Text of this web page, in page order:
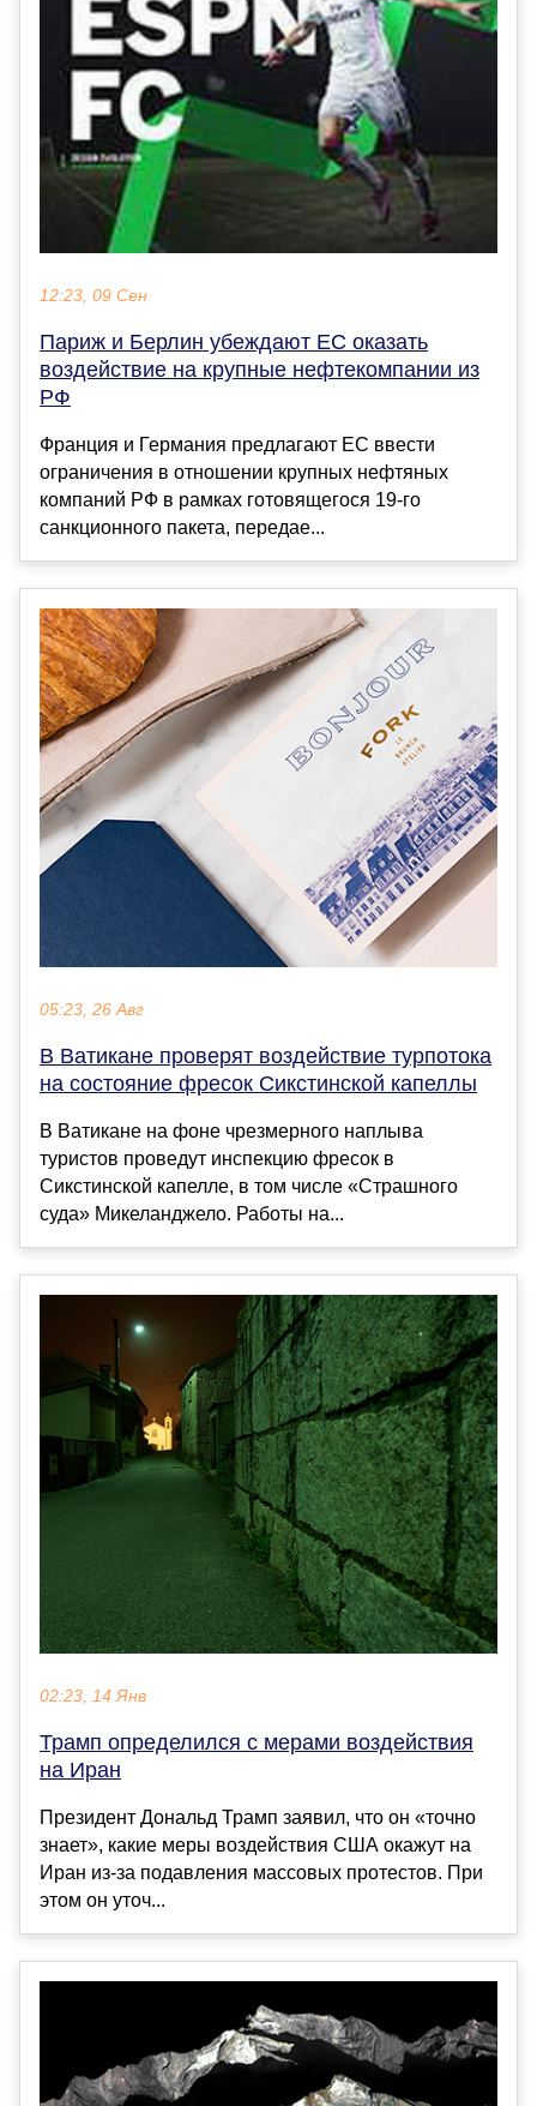
12:23, 09 Сен
Париж и Берлин убеждают ЕС оказать
воздействие на крупные нефтекомпании из
РФ
Франция и Германия предлагают ЕС ввести
ограничения в отношении крупных нефтяных
компаний РФ в рамках готовящегося 19-го
санкционного пакета, передае...
05:23, 26 Авг
В Ватикане проверят воздействие турпотока
на состояние фресок Сикстинской капеллы
В Ватикане на фоне чрезмерного наплыва
туристов проведут инспекцию фресок в
Сикстинской капелле, в том числе «Страшного
суда» Микеланджело. Работы на...
02:23, 14 Янв
Трамп определился с мерами воздействия
на Иран
Президент Дональд Трамп заявил, что он «точно
знает», какие меры воздействия США окажут на
Иран из-за подавления массовых протестов. При
этом он уточ...